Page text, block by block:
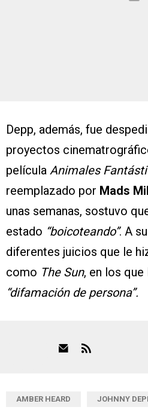
Depp, además, fue
proyectos
película Animales
reemplazado por Mads
unas semanas, sostuvo
estado “boicoteando”. A
diferentes juicios que le
como The Sun, en los que
“difamación de persona”.
AMBER HEARD JOHNNY